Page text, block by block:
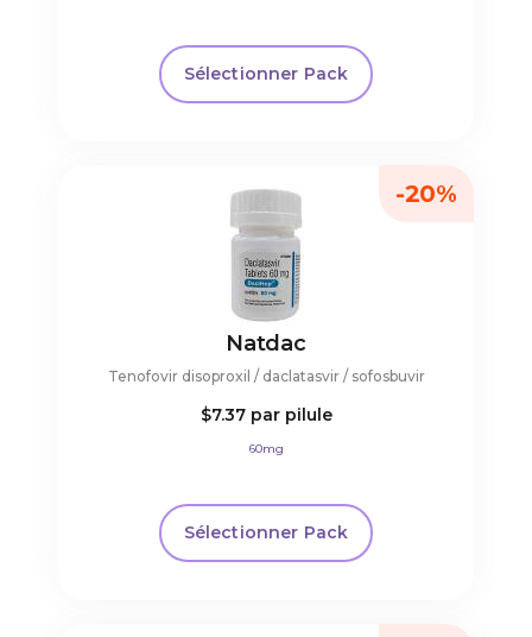
Sélectionner Pack
Natdac
Tenofovir disoproxil / daclatasvir / sofosbuvir
$7.37 par pilule
60mg
Sélectionner Pack
-20%